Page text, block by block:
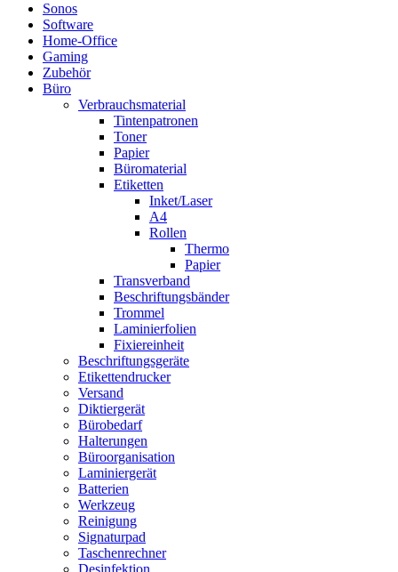
Sonos
Software
Home-Office
Gaming
Zubehör
Büro
Verbrauchsmaterial
Tintenpatronen
Toner
Papier
Büromaterial
Etiketten
Inket/Laser
A4
Rollen
Thermo
Papier
Transverband
Beschriftungsbänder
Trommel
Laminierfolien
Fixiereinheit
Beschriftungsgeräte
Etikettendrucker
Versand
Diktiergerät
Bürobedarf
Halterungen
Büroorganisation
Laminiergerät
Batterien
Werkzeug
Reinigung
Signaturpad
Taschenrechner
Desinfektion